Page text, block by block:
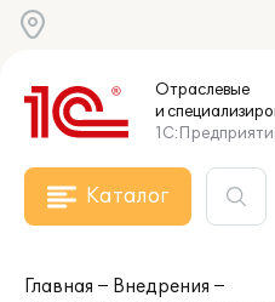
Отраслевые
и
Каталог
Главная
Внедрения